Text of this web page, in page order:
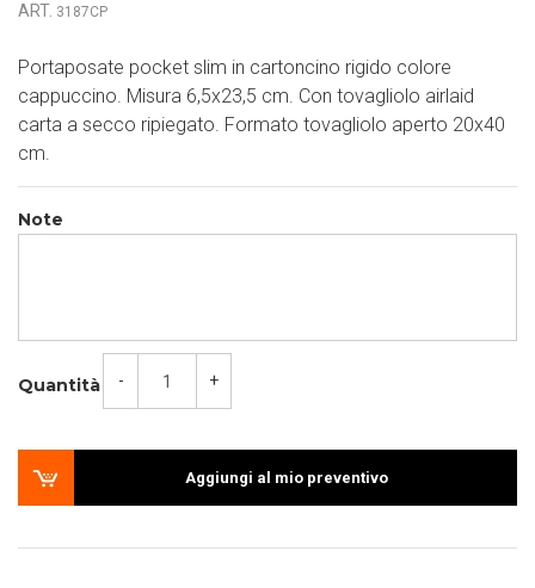
ART. 3187CP
Portaposate pocket slim in cartoncino rigido colore
cappuccino. Misura 6,5x23,5 cm. Con tovagliolo airlaid
carta a secco ripiegato. Formato tovagliolo aperto 20x40
cm.
Note
Quantità - +
Aggiungi al mio preventivo